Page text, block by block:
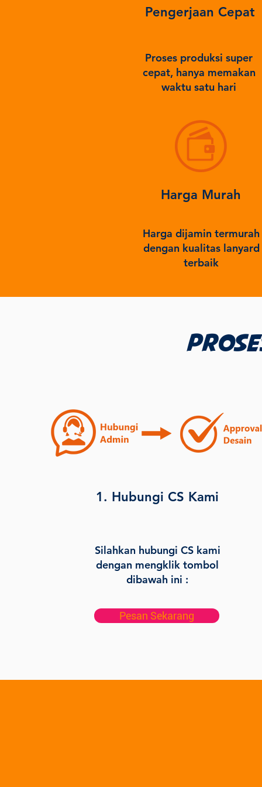
Pengerjaan Cepat
Proses produksi super
cepat, hanya memakan
waktu satu hari
Harga Murah
Harga dijamin termurah
dengan kualitas lanyard
terbaik
1. Hubungi CS Kami
Silahkan hubungi CS kami
dengan mengklik tombol
dibawah ini :
Pesan Sekarang